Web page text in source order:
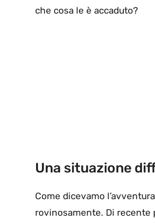
che cosa le è accaduto?
Una situazione
Come dicevamo
rovinosamente. Di recente